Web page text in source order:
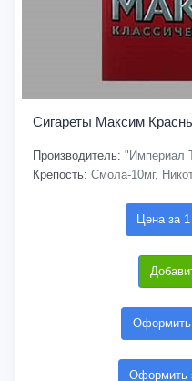
Сигареты Максим
Производитель: "Империал
Крепость: Смола-10мг,
Цена за
Оформить
Оформить